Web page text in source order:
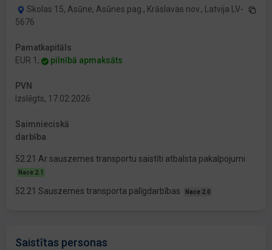
Skolas 15, Asūne, Asūnes pag., Krāslavas nov., Latvija LV-
5676
Pamatkapitāls
EUR 1,
pilnībā apmaksāts
PVN
Izslēgts, 17.02.2026
Saimnieciskā
darbība
52.21 Ar sauszemes transportu saistīti atbalsta pakalpojumi
Nace 2.1
52.21 Sauszemes transporta palīgdarbības Nace 2.0
Saistītas personas